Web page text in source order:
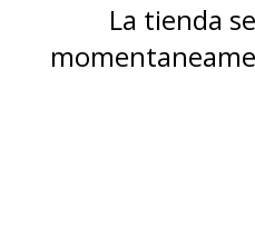
La tienda